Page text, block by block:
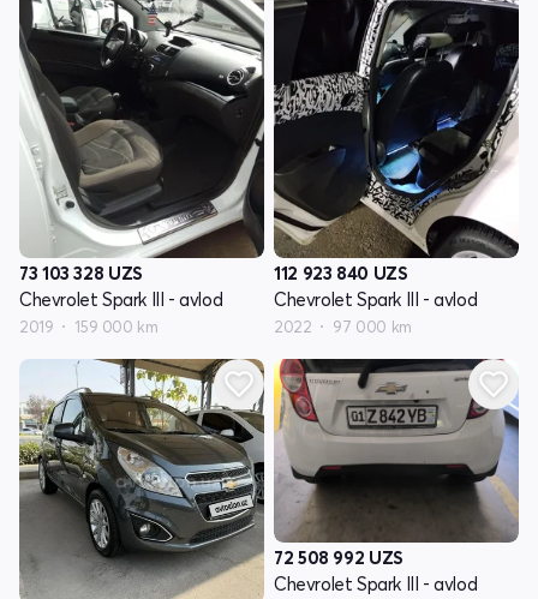
73 103 328 UZS
Chevrolet Spark III - avlod
2019 159 000 km
112 923 840 UZS
Chevrolet Spark III - avlod
2022 97 000 km
72 508 992 UZS
Chevrolet Spark III - avlod